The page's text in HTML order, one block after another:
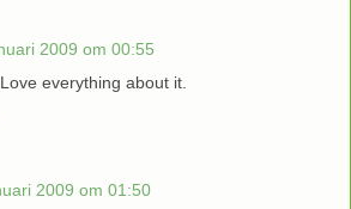
2009 om 00:55
everything about it.
2009 om 01:50